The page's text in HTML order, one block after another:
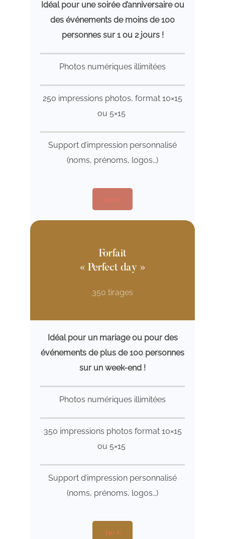
Idéal pour une soirée d’anniversaire ou
des événements de moins de 100
personnes sur 1 ou 2 jours !
Photos numériques illimitées
250 impressions photos, format 10×15
ou 5×15
Support d’impression personnalisé
(noms, prénoms, logos…)
250 €
Forfait
« Perfect day »
350 tirages
Idéal pour un mariage ou pour des
événements de plus de 100 personnes
sur un week-end !
Photos numériques illimitées
350 impressions photos format 10×15
ou 5×15
Support d’impression personnalisé
(noms, prénoms, logos…)
330 €